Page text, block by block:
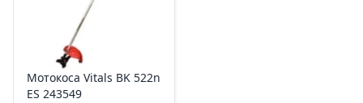
Мотокоса Vitals BK 522n
ES 243549